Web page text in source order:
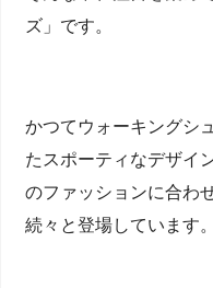
ズ」です。
かつてウォーキングシ
たスポーティなデザイ
のファッションに合わ
続々と登場しています。